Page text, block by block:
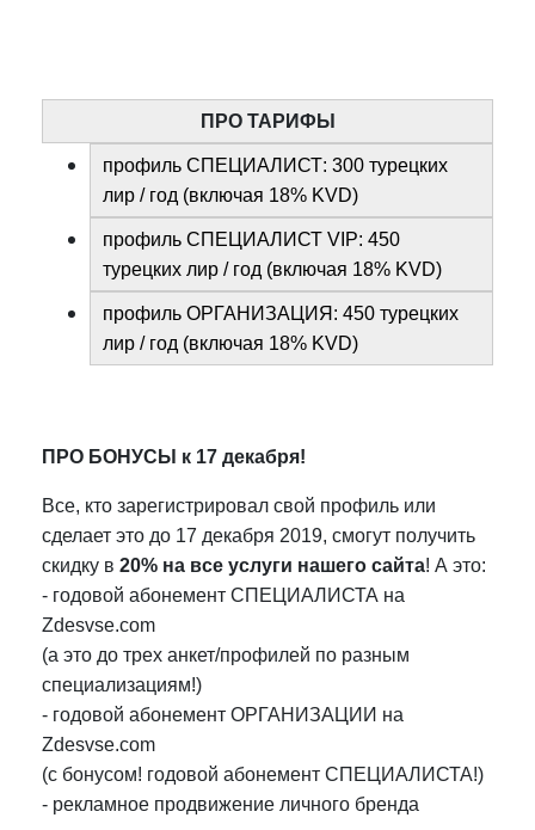
ПРО ТАРИФЫ
профиль СПЕЦИАЛИСТ: 300 турецких
лир / год (включая 18% KVD)
профиль СПЕЦИАЛИСТ VIP: 450
турецких лир / год (включая 18% KVD)
профиль ОРГАНИЗАЦИЯ: 450 турецких
лир / год (включая 18% KVD)
ПРО БОНУСЫ к 17 декабря!
Все, кто зарегистрировал свой профиль или
сделает это до 17 декабря 2019, смогут получить
скидку в 20% на все услуги нашего сайта! А это:
- годовой абонемент СПЕЦИАЛИСТА на
Zdesvse.com
(а это до трех анкет/профилей по разным
специализациям!)
- годовой абонемент ОРГАНИЗАЦИИ на
Zdesvse.com
(с бонусом! годовой абонемент СПЕЦИАЛИСТА!)
- рекламное продвижение личного бренда